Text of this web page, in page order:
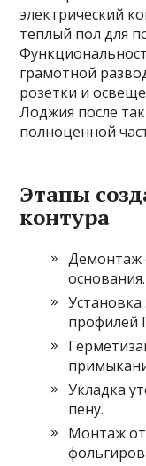
электрический
теплый пол для
грамотной
розетки и
Лоджия после
полноценной
Этапы
контура
Демонтаж
основания.
профилей
Укладка
пену.
Монтаж